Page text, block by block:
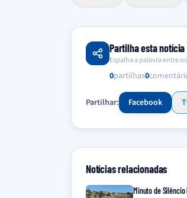
Partilha esta notícia
Espalha a palavra entre
0partilhas0
Partilhar: Facebook
Notícias relacionadas
Minuto de Silêncio